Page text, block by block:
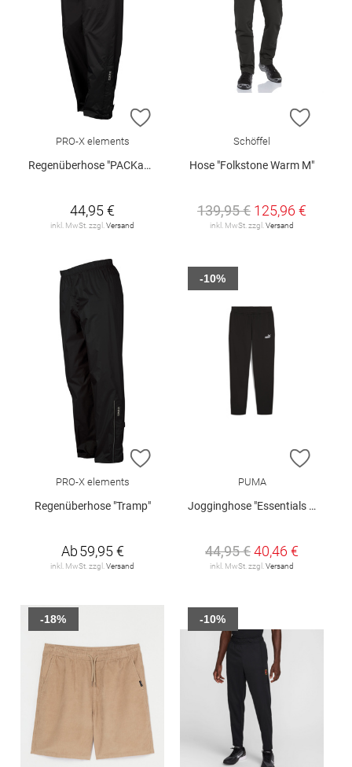
ZUR WUNSCHLISTE HINZUFÜGEN
PRO-X elements
Regenüberhose "PACKable"
44,95 €
inkl. MwSt. zzgl. Versand
ZUR
Schöffel
Hose "Folkstone Warm M"
139,95 € 125,96 €
inkl. MwSt. zzgl. Versand
ZUR WUNSCHLISTE HINZUFÜGEN
PRO-X elements
Regenüberhose "Tramp"
Ab59,95 €
inkl. MwSt. zzgl. Versand
ZUR
PUMA
Jogginghose "Essentials No. 1"
44,95 €40,46 €
inkl. MwSt. zzgl. Versand
-10%
-18% -10%